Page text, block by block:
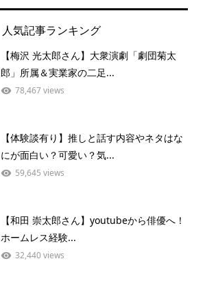
人気記事ランキング
【梅沢 光太郎さん】大衆演劇「劇団菊太
郎」所属＆実業家の二足...
78,467 views
【体験談有り】推しと話す内容やネタはな
にが面白い？可愛い？気...
59,645 views
【和田 崇太郎さん】youtubeから俳優へ！
ホームレス経験...
32,440 views